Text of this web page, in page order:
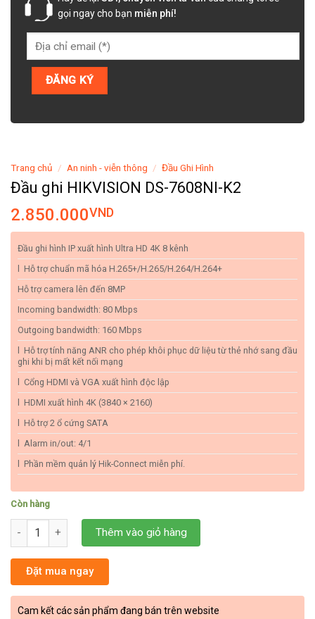
gọi ngay cho bạn miễn phí!
Trang chủ / An ninh - viễn thông / Đầu Ghi Hình
Đầu ghi HIKVISION DS-7608NI-K2
2.850.000VND
Đầu ghi hình IP xuất hình Ultra HD 4K 8 kênh
l Hỗ trợ chuẩn mã hóa H.265+/H.265/H.264/H.264+
Hỗ trợ camera lên đến 8MP
Incoming bandwidth: 80 Mbps
Outgoing bandwidth: 160 Mbps
l Hỗ trợ tính năng ANR cho phép khôi phục dữ liệu từ thẻ nhớ sang đầu
ghi khi bị mất kết nối mạng
l Cổng HDMI và VGA xuất hình độc lập
l HDMI xuất hình 4K (3840 × 2160)
l Hỗ trợ 2 ổ cứng SATA
l Alarm in/out: 4/1
l Phần mềm quản lý Hik-Connect miễn phí.
Còn hàng
Đầu ghi HIKVISION DS-7608NI-K2 số lượng
Thêm vào giỏ hàng
Đặt mua ngay
Cam kết các sản phẩm đang bán trên website